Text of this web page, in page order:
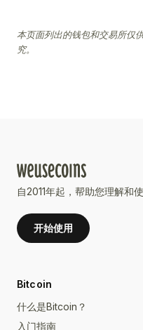
本页面列出的钱包和交易所仅
究。
自2011年起，帮助您理解和
开始使用
Bitcoin
什么是Bitcoin？
入门指南